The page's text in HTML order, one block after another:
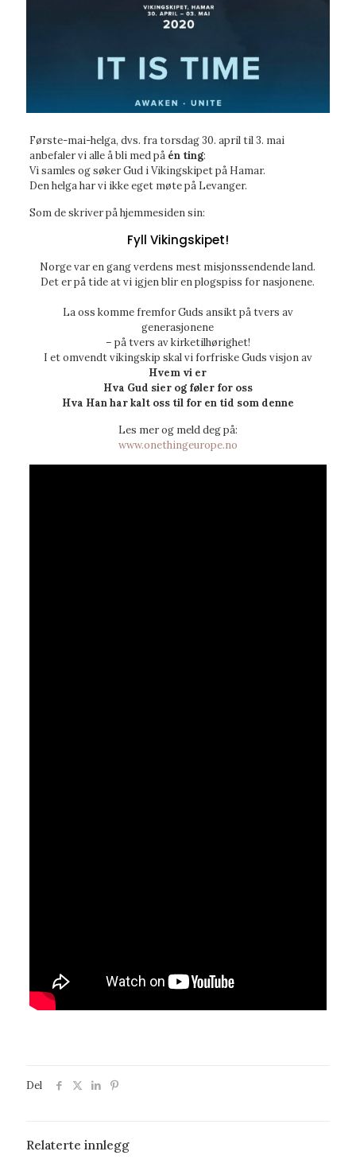
Første-mai-helga, dvs. fra torsdag 30. april til 3. mai
anbefaler vi alle å bli med på én ting:
Vi samles og søker Gud i Vikingskipet på Hamar.
Den helga har vi ikke eget møte på Levanger.
Som de skriver på hjemmesiden sin:
Fyll Vikingskipet!
Norge var en gang verdens mest misjonssendende land.
Det er på tide at vi igjen blir en plogspiss for nasjonene.
La oss komme fremfor Guds ansikt på tvers av
generasjonene
– på tvers av kirketilhørighet!
I et omvendt vikingskip skal vi forfriske Guds visjon av
Hvem vi er
Hva Gud sier og føler for oss
Hva Han har kalt oss til for en tid som denne
Les mer og meld deg på:
www.onethingeurope.no
Del
Relaterte innlegg